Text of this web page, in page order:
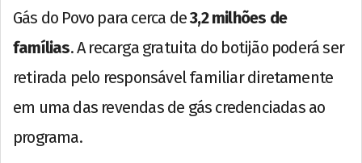
Gás do Povo para cerca de3,2 milhões de
famílias. A recarga gratuita do botijão poderá ser
retirada pelo responsável familiar diretamente
em uma das revendas de gás credenciadas ao
programa.